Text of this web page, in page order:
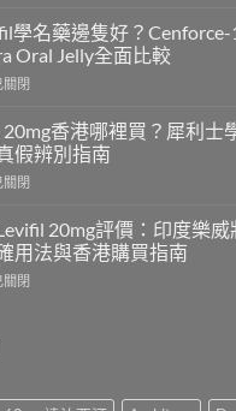
學名藥邊隻好？
Oral Jelly全面比較
關閉
20mg香港哪裡買？犀利士
假辨別指南
關閉
20mg評價：印度樂
用法與香港購買指南
關閉